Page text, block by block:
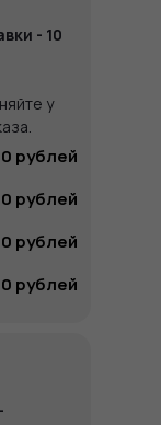
- 10
у
рублей
рублей
рублей
рублей